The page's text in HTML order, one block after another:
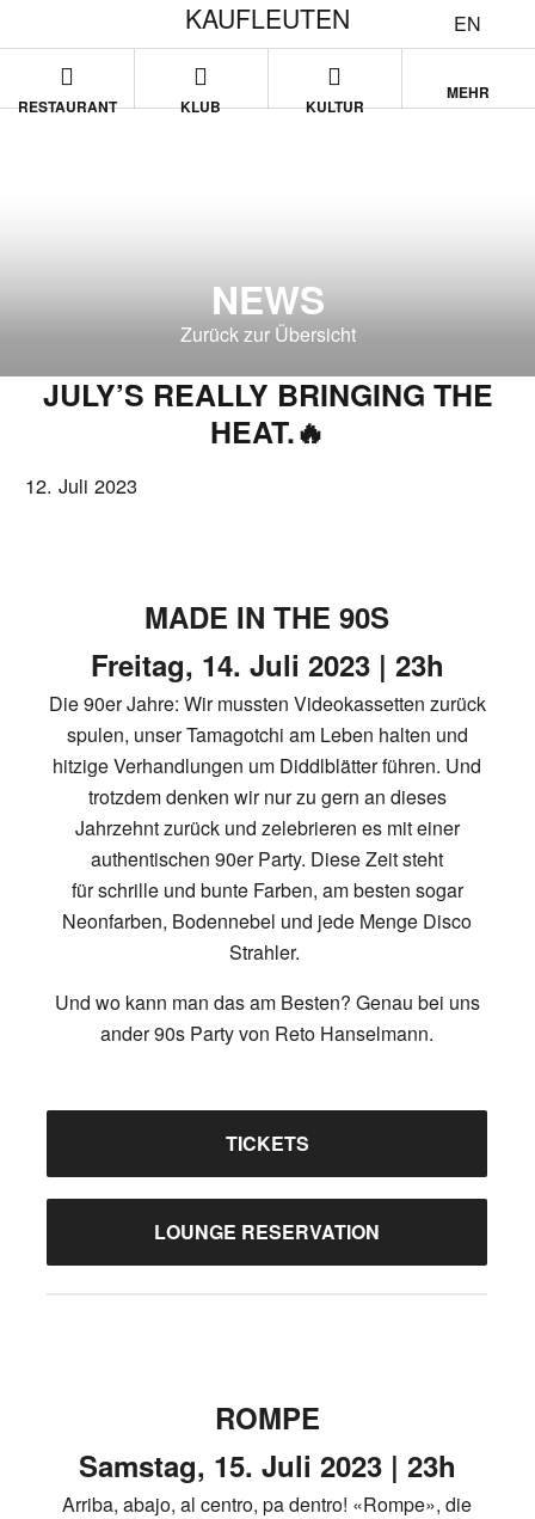
EN
KAUFLEUTEN
RESTAURANT KLUB KULTUR
MEHR
NEWS
Zurück zur Übersicht
JULY’S REALLY BRINGING THE
HEAT.🔥
12. Juli 2023
MADE IN THE 90S
Freitag, 14. Juli 2023 | 23h
Die 90er Jahre: Wir mussten Videokassetten zurück
spulen, unser Tamagotchi am Leben halten und
hitzige Verhandlungen um Diddlblätter führen. Und
trotzdem denken wir nur zu gern an dieses
Jahrzehnt zurück und zelebrieren es mit einer
authentischen 90er Party. Diese Zeit steht
für schrille und bunte Farben, am besten sogar
Neonfarben, Bodennebel und jede Menge Disco
Strahler.
Und wo kann man das am Besten? Genau bei uns
ander 90s Party von Reto Hanselmann.
TICKETS
LOUNGE RESERVATION
ROMPE
Samstag, 15. Juli 2023 | 23h
Arriba, abajo, al centro, pa dentro! «Rompe», die